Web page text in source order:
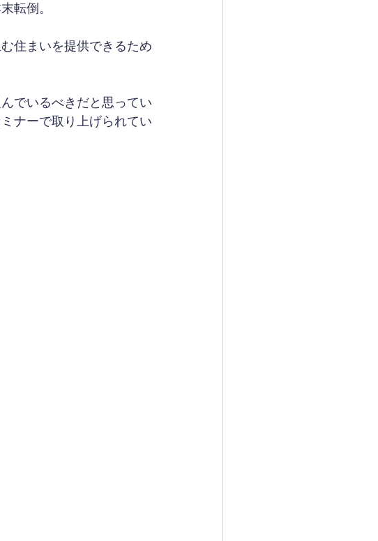
転倒。
住まいを提供できるため
でいるべきだと思ってい
ナーで取り上げられてい